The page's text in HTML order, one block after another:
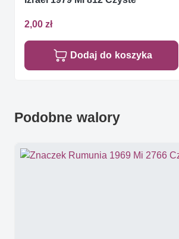
2,00 zł
Dodaj do koszyka
Podobne walory